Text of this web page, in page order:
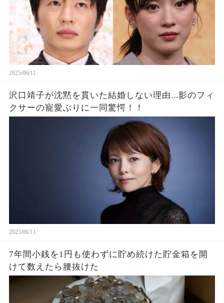
2025/06/11
沢口靖子が沈黙を貫いた結婚しない理由...影のフィ
クサーの寵愛ぶりに一同驚愕！！
2025/06/11
7年間小銭を1円も使わずに貯め続けた貯金箱を開
けて数えたら腰抜けた